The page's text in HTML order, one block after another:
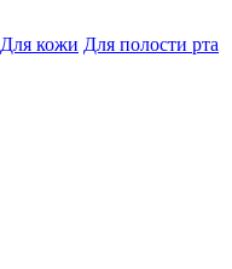
Для кожи Для полости рта